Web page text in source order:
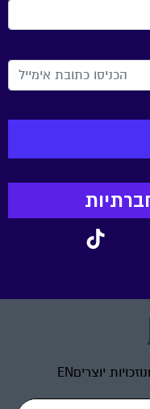
זכויות יוצריםEN